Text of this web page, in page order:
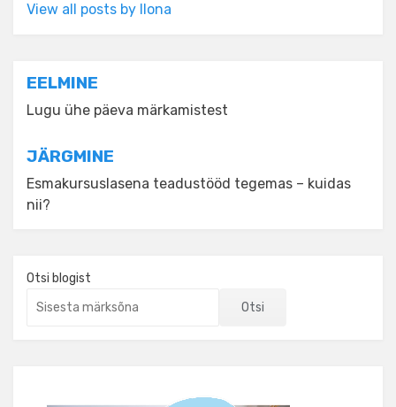
View all posts by Ilona
Navigeerimine
EELMINE
Lugu ühe päeva märkamistest
JÄRGMINE
Esmakursuslasena teadustööd tegemas – kuidas
nii?
Otsi blogist
Otsi